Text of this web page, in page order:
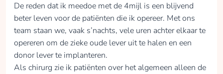
De reden dat ik meedoe met de 4mijl is een blijvend
beter leven voor de patiënten die ik opereer. Met ons
team staan we, vaak s’nachts, vele uren achter elkaar te
opereren om de zieke oude lever uit te halen en een
donor lever te implanteren.
Als chirurg zie ik patiënten over het algemeen alleen de